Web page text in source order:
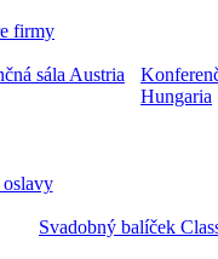
firmy
sála Austria
Hungaria
oslavy
Svadobný balíček